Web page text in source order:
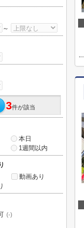
～
3件が該当
本日
1週間以内
動画あり
(-)